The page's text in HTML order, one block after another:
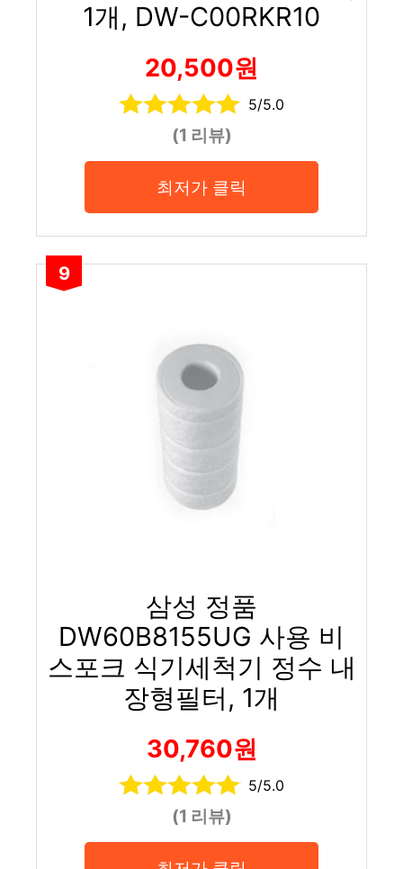
1개, DW-C00RKR10
20,500원
5/5.0
(1 리뷰)
최저가 클릭
9
삼성 정품
DW60B8155UG 사용 비
스포크 식기세척기 정수 내
장형필터, 1개
30,760원
5/5.0
(1 리뷰)